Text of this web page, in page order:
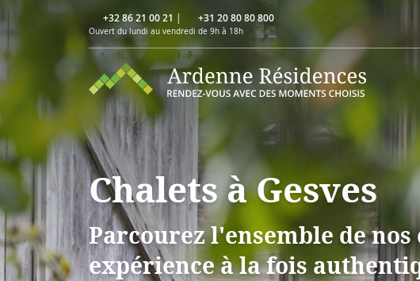
+32 86 21 00 21 | +31 20 80 80 800
Ouvert du lundi au vendredi de 9h à 18h
Chalets à Gesves
Parcourez l'ensemble de
expérience à la fois